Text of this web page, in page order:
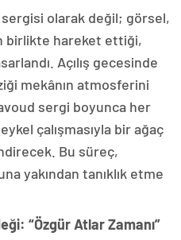
sergisi olarak değil; görsel,
birlikte hareket ettiği,
Açılış gecesinde
mekânın atmosferini
sergi boyunca her
çalışmasıyla bir ağaç
Bu süreç,
yakından tanıklık etme
“Özgür Atlar Zamanı”